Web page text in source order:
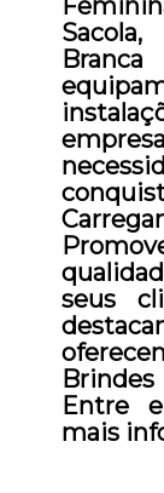
seus
Brindes
Entre
mais